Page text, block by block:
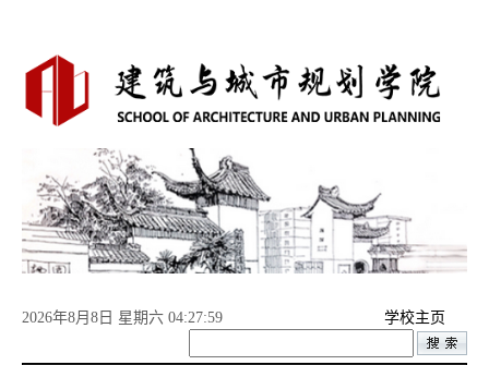
2026年8月8日 星期六 04:27:59 学校主页